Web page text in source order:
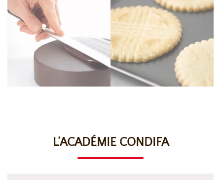
L’ACADÉMIE CONDIFA